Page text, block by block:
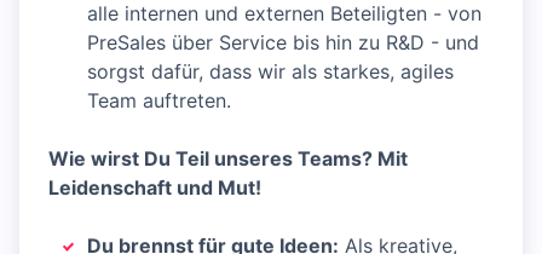
alle internen und externen Beteiligten - von
PreSales über Service bis hin zu R&D - und
sorgst dafür, dass wir als starkes, agiles
Team auftreten.
Wie wirst Du Teil unseres Teams? Mit
Leidenschaft und Mut!
Du brennst für gute Ideen: Als kreative,